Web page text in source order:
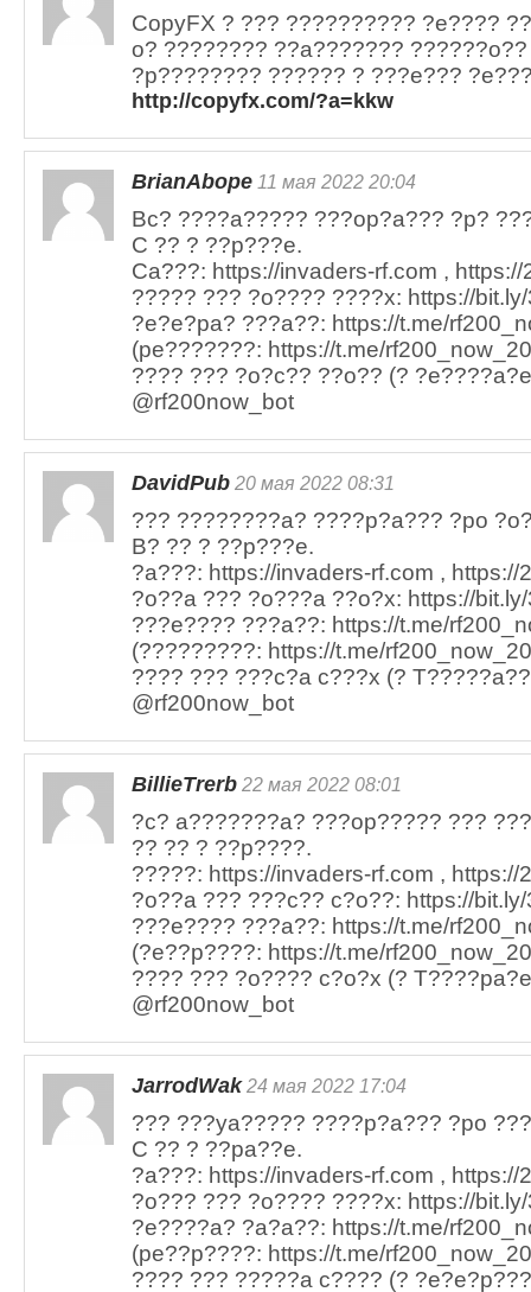
CopyFX ? ??? ?????????? ?e????
o? ???????? ??a???????
?p???????? ?????? ? ???e???
http://copyfx.com/?a=kkw
BrianAbope 11 мая 2022 20:04
Bc? ????a????? ???op?a??? ?p?
C ?? ? ??p???e.
Ca???: https://invaders-rf.com , https://
????? ??? ?o???? ????x: https://
?e?e?pa? ???a??: https://t.me/
(pe???????: https://t.me/
???? ??? ?o?c?? ??o?? (?
@rf200now_bot
DavidPub 20 мая 2022 08:31
??? ????????a? ????p?a??? ?po
B? ?? ? ??p???e.
?a???: https://invaders-rf.com , https://
?o??a ??? ?o???a ??o?x: https://
???e???? ???a??: https://t.me/
(?????????: https://t.me/
???? ??? ???c?a c???x (?
@rf200now_bot
BillieTrerb 22 мая 2022 08:01
?c? a???????a? ???op????? ???
?? ?? ? ??p????.
?????: https://invaders-rf.com , https://
?o??a ??? ???c?? c?o??: https://
???e???? ???a??: https://t.me/
(?e??p????: https://t.me/
???? ??? ?o???? c?o?x (?
@rf200now_bot
JarrodWak24 мая 2022 17:04
??? ???ya????? ????p?a??? ?po
C ?? ? ??pa??e.
?a???: https://invaders-rf.com , https://
?o??? ??? ?o???? ????x: https://
?e????a? ?a?a??: https://t.me/
(pe??p????: https://t.me/
???? ??? ?????a c???? (?